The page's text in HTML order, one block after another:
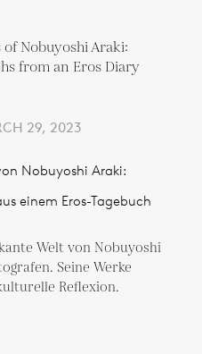
29, 2023
Nobuyoshi Araki:
einem Eros-Tagebuch
Welt von Nobuyoshi
Seine Werke
Reflexion.